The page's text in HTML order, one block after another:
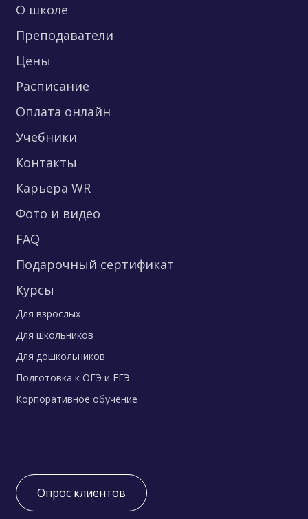
О школе
Преподаватели
Цены
Расписание
Оплата онлайн
Учебники
Контакты
Карьера WR
Фото и видео
FAQ
Подарочный сертификат
Курсы
Для взрослых
Для школьников
Для дошкольников
Подготовка к ОГЭ и ЕГЭ
Корпоративное обучение
Опрос клиентов